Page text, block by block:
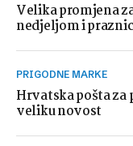
Velika promjena
nedjeljom i
PRIGODNE MARKE
Hrvatska pošta
veliku novost